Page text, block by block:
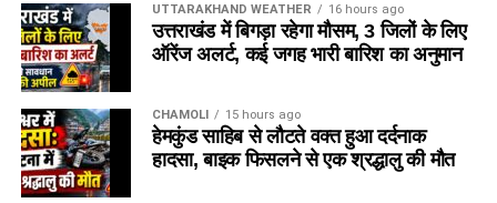
UTTARAKHAND WEATHER 16 hours ago
उत्तराखंड में बिगड़ा रहेगा मौसम, 3 जिलों के लिए
ऑरेंज अलर्ट, कई जगह भारी बारिश का अनुमान
CHAMOLI 15 hours ago
हेमकुंड साहिब से लौटते वक्त हुआ दर्दनाक
हादसा, बाइक फिसलने से एक श्रद्धालु की मौत